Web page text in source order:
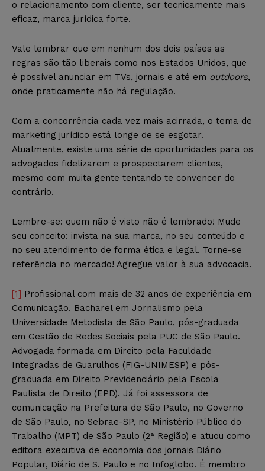
o relacionamento com cliente, ser tecnicamente mais
eficaz, marca jurídica forte.
Vale lembrar que em nenhum dos dois países as
regras são tão liberais como nos Estados Unidos, que
é possível anunciar em TVs, jornais e até em outdoors,
onde praticamente não há regulação.
Com a concorrência cada vez mais acirrada, o tema de
marketing jurídico está longe de se esgotar.
Atualmente, existe uma série de oportunidades para os
advogados fidelizarem e prospectarem clientes,
mesmo com muita gente tentando te convencer do
contrário.
Lembre-se: quem não é visto não é lembrado! Mude
seu conceito: invista na sua marca, no seu conteúdo e
no seu atendimento de forma ética e legal. Torne-se
referência no mercado! Agregue valor à sua advocacia.
[1] Profissional com mais de 32 anos de experiência em
Comunicação. Bacharel em Jornalismo pela
Universidade Metodista de São Paulo, pós-graduada
em Gestão de Redes Sociais pela PUC de São Paulo.
Advogada formada em Direito pela Faculdade
Integradas de Guarulhos (FIG-UNIMESP) e pós-
graduada em Direito Previdenciário pela Escola
Paulista de Direito (EPD). Já foi assessora de
comunicação na Prefeitura de São Paulo, no Governo
de São Paulo, no Sebrae-SP, no Ministério Público do
Trabalho (MPT) de São Paulo (2ª Região) e atuou como
editora executiva de economia dos jornais Diário
Popular, Diário de S. Paulo e no Infoglobo. É membro